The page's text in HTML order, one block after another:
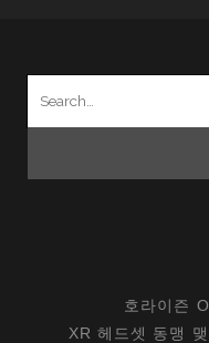
호라이즌
XR 헤드셋 동맹